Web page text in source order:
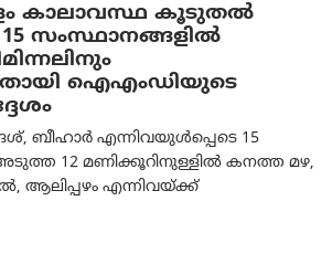
കാലാവസ്ഥ കൂടുതൽ
സംസ്ഥാനങ്ങളിൽ
ഐഎംഡിയുടെ
ബീഹാർ എന്നിവയുൾപ്പെടെ 15
12 മണിക്കൂറിനുള്ളിൽ കനത്ത മഴ,
ആലിപ്പഴം എന്നിവയ്ക്ക്